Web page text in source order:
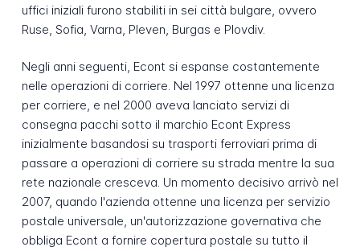
uffici iniziali furono stabiliti in sei città bulgare, ovvero
Ruse, Sofia, Varna, Pleven, Burgas e Plovdiv.
Negli anni seguenti, Econt si espanse costantemente
nelle operazioni di corriere. Nel 1997 ottenne una licenza
per corriere, e nel 2000 aveva lanciato servizi di
consegna pacchi sotto il marchio Econt Express
inizialmente basandosi su trasporti ferroviari prima di
passare a operazioni di corriere su strada mentre la sua
rete nazionale cresceva. Un momento decisivo arrivò nel
2007, quando l'azienda ottenne una licenza per servizio
postale universale, un'autorizzazione governativa che
obbliga Econt a fornire copertura postale su tutto il